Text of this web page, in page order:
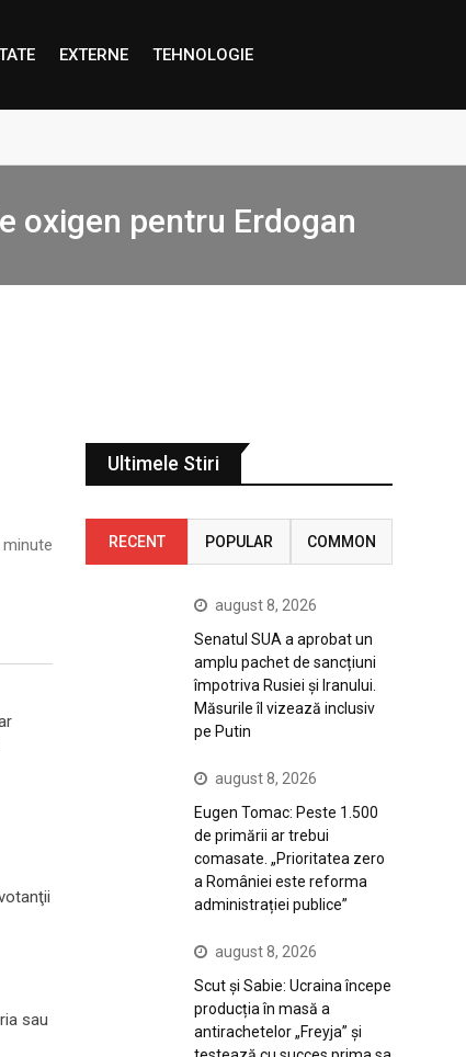
EXTERNE TEHNOLOGIE
decât credem”
oxigen pentru Erdogan
sau
Ultimele Stiri
RECENT POPULAR COMMON
august 8, 2026
Senatul SUA a aprobat un
amplu pachet de sancțiuni
împotriva Rusiei și Iranului.
Măsurile îl vizează inclusiv
pe Putin
august 8, 2026
Eugen Tomac: Peste 1.500
de primării ar trebui
comasate. „Prioritatea zero
a României este reforma
administrației publice”
august 8, 2026
Scut și Sabie: Ucraina începe
producția în masă a
antirachetelor „Freyja” și